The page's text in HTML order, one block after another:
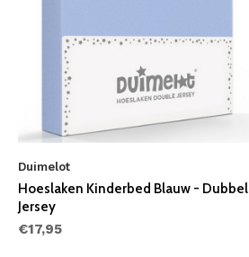
Duimelot
Hoeslaken Kinderbed Blauw - Dubbel
Jersey
€17,95